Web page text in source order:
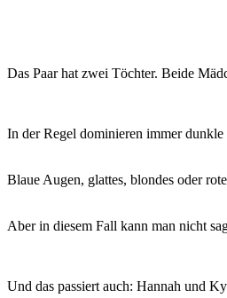
Das Paar hat zwei Töchter. Beide
In der Regel dominieren immer
Blaue Augen, glattes, blondes oder
Aber in diesem Fall kann man nicht
Und das passiert auch: Hannah und